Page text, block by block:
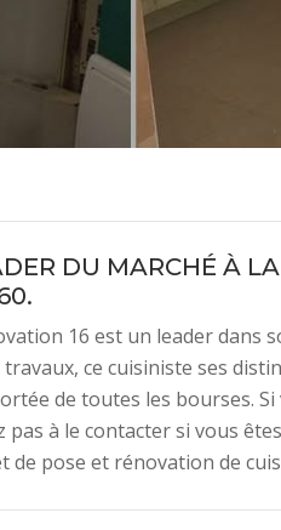
DU MARCHÉ À LA
16 est un leader dans
ce cuisiniste ses
de toutes les bourses. Si
à le contacter si vous
de pose et rénovation de